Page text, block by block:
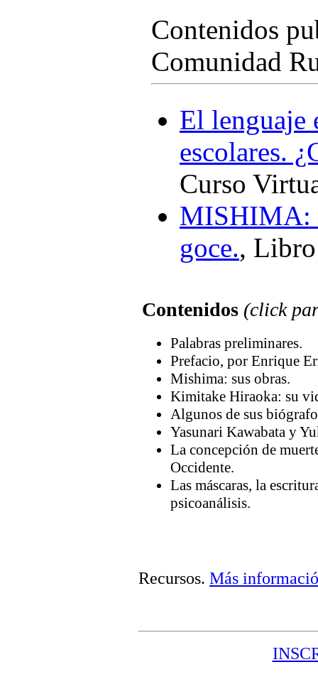
Contenidos
Comunidad
El lenguaje
escolares.
Curso
MISHIMA:
goce.,
Contenidos (click
Palabras preliminares.
Prefacio, por Enrique
Mishima: sus obras.
Kimitake Hiraoka: su
Algunos de sus
Yasunari Kawabata y
La concepción de
Occidente.
Las máscaras, la
psicoanálisis.
Recursos. Más